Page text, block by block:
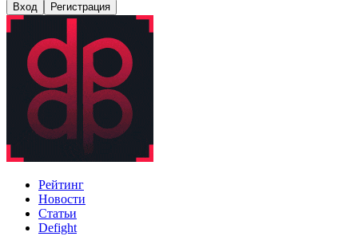
Вход Регистрация
Рейтинг
Новости
Статьи
Defight